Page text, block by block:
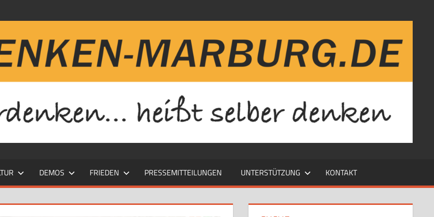
DEMOS FRIEDEN PRESSEMITTEILUNGEN UNTERSTÜTZUNG KONTAKT